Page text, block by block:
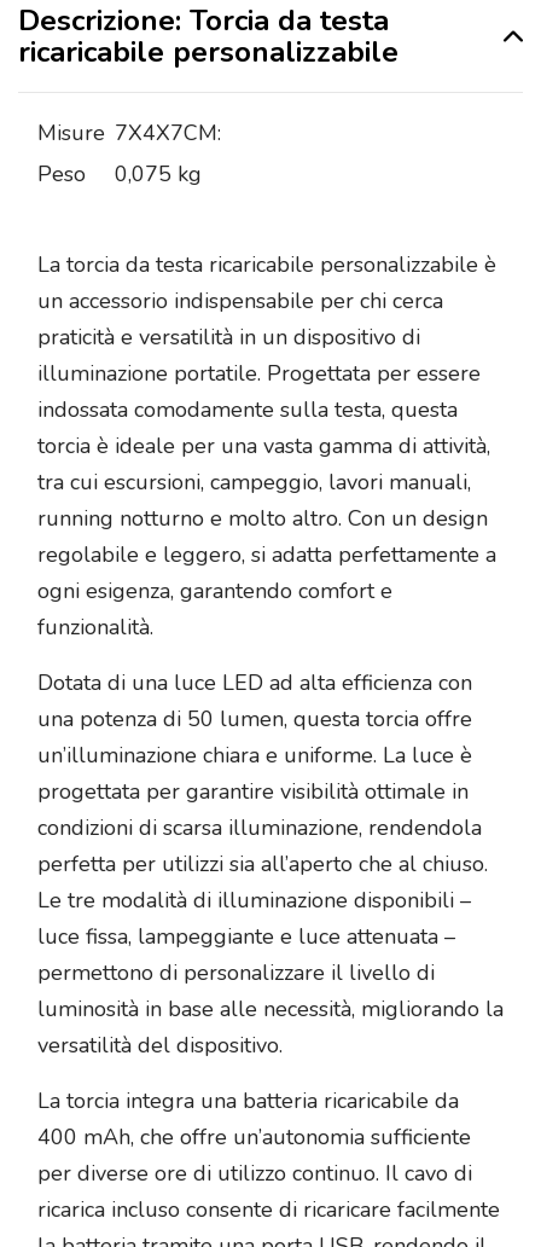
Descrizione: Torcia da testa
ricaricabile personalizzabile
Misure 7X4X7CM:
Peso
0,075 kg
La torcia da testa ricaricabile personalizzabile è
un accessorio indispensabile per chi cerca
praticità e versatilità in un dispositivo di
illuminazione portatile. Progettata per essere
indossata comodamente sulla testa, questa
torcia è ideale per una vasta gamma di attività,
tra cui escursioni, campeggio, lavori manuali,
running notturno e molto altro. Con un design
regolabile e leggero, si adatta perfettamente a
ogni esigenza, garantendo comfort e
funzionalità.
Dotata di una luce LED ad alta efficienza con
una potenza di 50 lumen, questa torcia offre
un’illuminazione chiara e uniforme. La luce è
progettata per garantire visibilità ottimale in
condizioni di scarsa illuminazione, rendendola
perfetta per utilizzi sia all’aperto che al chiuso.
Le tre modalità di illuminazione disponibili –
luce fissa, lampeggiante e luce attenuata –
permettono di personalizzare il livello di
luminosità in base alle necessità, migliorando la
versatilità del dispositivo.
La torcia integra una batteria ricaricabile da
400 mAh, che offre un’autonomia sufficiente
per diverse ore di utilizzo continuo. Il cavo di
ricarica incluso consente di ricaricare facilmente